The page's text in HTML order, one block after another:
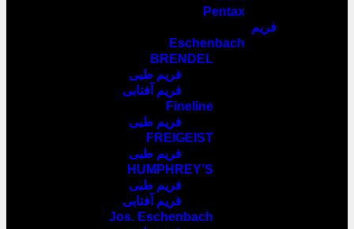
Pentax
فریم
Eschenbach
BRENDEL
فریم طبی
فریم آفتابی
Fineline
فریم طبی
FREIGEIST
فریم طبی
HUMPHREY’S
فریم طبی
فریم آفتابی
Jos. Eschenbach